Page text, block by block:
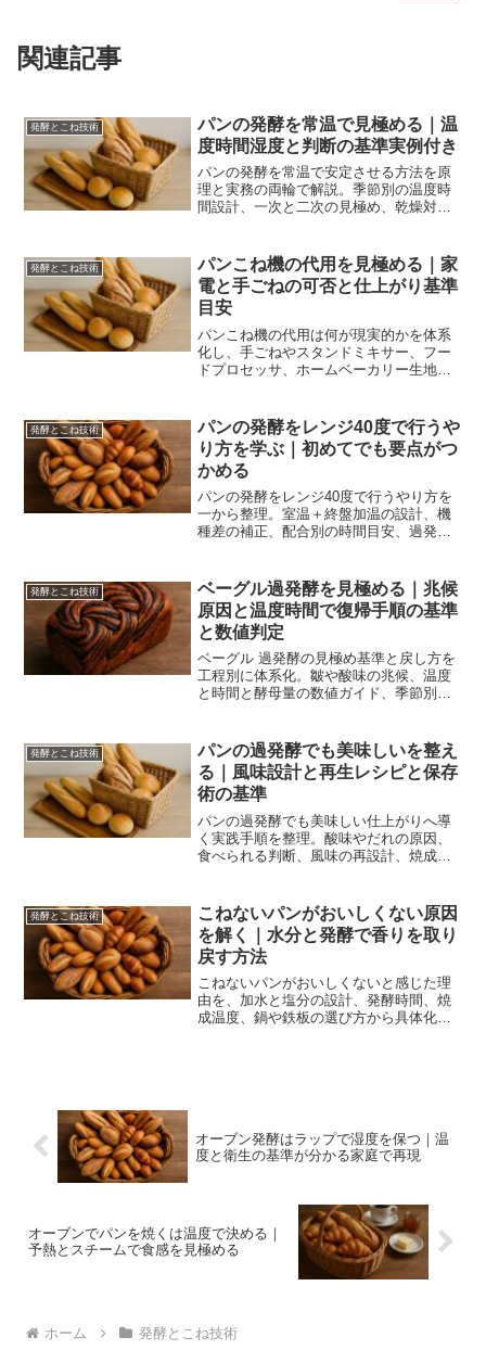
関連記事
発酵とこね技術
パンの発酵を常温で見極める｜温
度時間湿度と判断の基準実例付き
パンの発酵を常温で安定させる方法を原
理と実務の両輪で解説。季節別の温度時
間設計、一次と二次の見極め、乾燥対策
す。
発酵とこね技術
パンこね機の代用を見極める｜家
電と手ごねの可否と仕上がり基準
目安
パンこね機の代用は何が現実的かを体系
化し、手ごねやスタンドミキサー、フー
ドプロセッサ、ホームベーカリー生地コ
コストまで実運用の判断基準を提示しま
す。
発酵とこね技術
パンの発酵をレンジ40度で行うや
り方を学ぶ｜初めてでも要点がつ
かめる
パンの発酵をレンジ40度で行うやり方を
一から整理。室温＋終盤加温の設計、機
種差の補正、配合別の時間目安、過発酵
発酵とこね技術
ベーグル過発酵を見極める｜兆候
原因と温度時間で復帰手順の基準
と数値判定
ベーグル 過発酵の見極め基準と戻し方を
工程別に体系化。皺や酸味の兆候、温度
と時間と酵母量の数値ガイド、季節別対
発酵とこね技術
パンの過発酵でも美味しいを整え
る｜風味設計と再生レシピと保存
術の基準
パンの過発酵でも美味しい仕上がりへ導
く実践手順を整理。酸味やだれの原因、
食べられる判断、風味の再設計、焼成で
合わせた温度と時間の補正で味が安定し
ます。
発酵とこね技術
こねないパンがおいしくない原因
を解く｜水分と発酵で香りを取り
戻す方法
こねないパンがおいしくないと感じた理
由を、加水と塩分の設計、発酵時間、焼
成温度、鍋や鉄板の選び方から具体化。
オーブン発酵はラップで湿度を保つ｜温
度と衛生の基準が分かる家庭で再現
オーブンでパンを焼くは温度で決める｜
予熱とスチームで食感を見極める
ホーム 発酵とこね技術